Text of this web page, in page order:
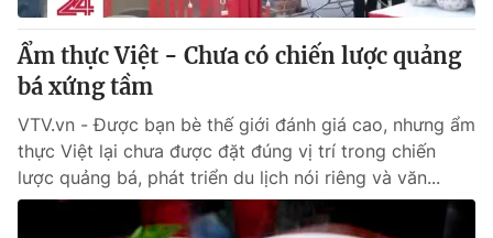
Góc doanh nghiệp
Truyền hình
Phim VTV
Hậu trường
Nhân vật
Khán giả
Giải trí
Điện ảnh
Âm nhạc
Đời sống
Du lịch
Ẩm thực Việt - Chưa có chiến lược quảng
bá xứng tầm
VTV.vn - Được bạn bè thế giới đánh giá cao, nhưng ẩm
thực Việt lại chưa được đặt đúng vị trí trong chiến
lược quảng bá, phát triển du lịch nói riêng và văn...